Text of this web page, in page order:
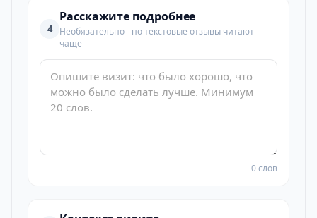
4
Расскажите подробнее
Необязательно - но текстовые отзывы читают
чаще
0 слов